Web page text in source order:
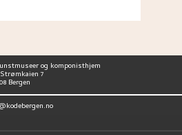
og komponisthjem
7
Bergen